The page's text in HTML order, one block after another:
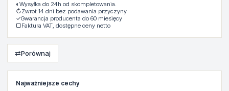
Najważniejsze cechy
◐ Wysyłka do 24h od skompletowania.
↻Zwrot 14 dni bez podawania przyczyny
✓Gwarancja producenta do 60 miesięcy
▢Faktura VAT, dostępne ceny netto
⇄Porównaj